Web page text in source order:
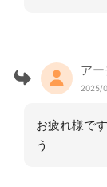
アー
2025/
お疲れ様で
う